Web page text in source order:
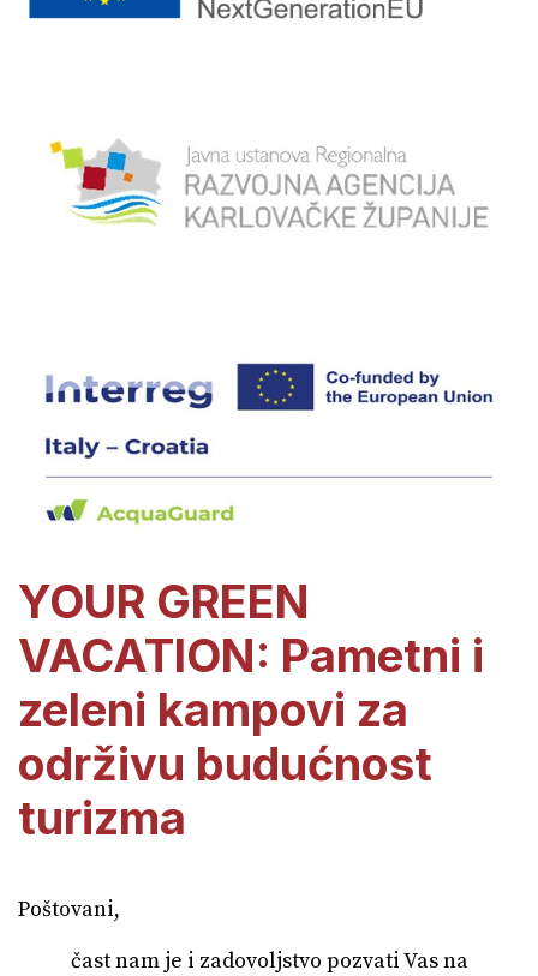
YOUR GREEN
VACATION: Pametni i
zeleni kampovi za
održivu budućnost
turizma
Poštovani,
čast nam je i zadovoljstvo pozvati Vas na